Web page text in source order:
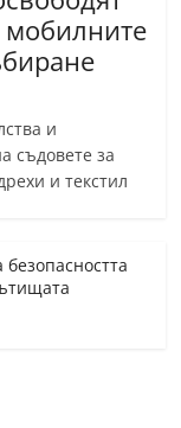
мобилните
и
съдовете за
и текстил